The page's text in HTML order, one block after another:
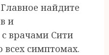
найдите
и
врачами Сити
всех симптомах.